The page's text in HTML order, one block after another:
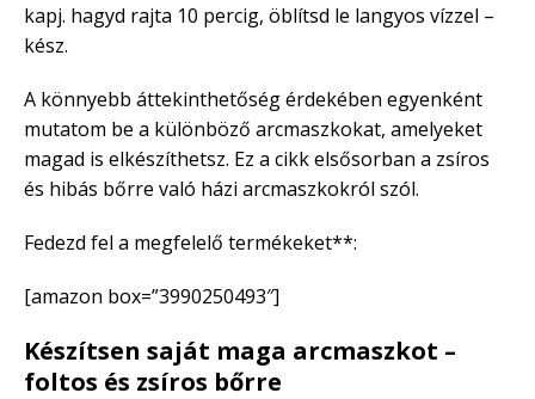
kapj. hagyd rajta 10 percig, öblítsd le langyos vízzel –
kész.
A könnyebb áttekinthetőség érdekében egyenként
mutatom be a különböző arcmaszkokat, amelyeket
magad is elkészíthetsz. Ez a cikk elsősorban a zsíros
és hibás bőrre való házi arcmaszkokról szól.
Fedezd fel a megfelelő termékeket**:
[amazon box=”3990250493″]
Készítsen saját maga arcmaszkot –
foltos és zsíros bőrre